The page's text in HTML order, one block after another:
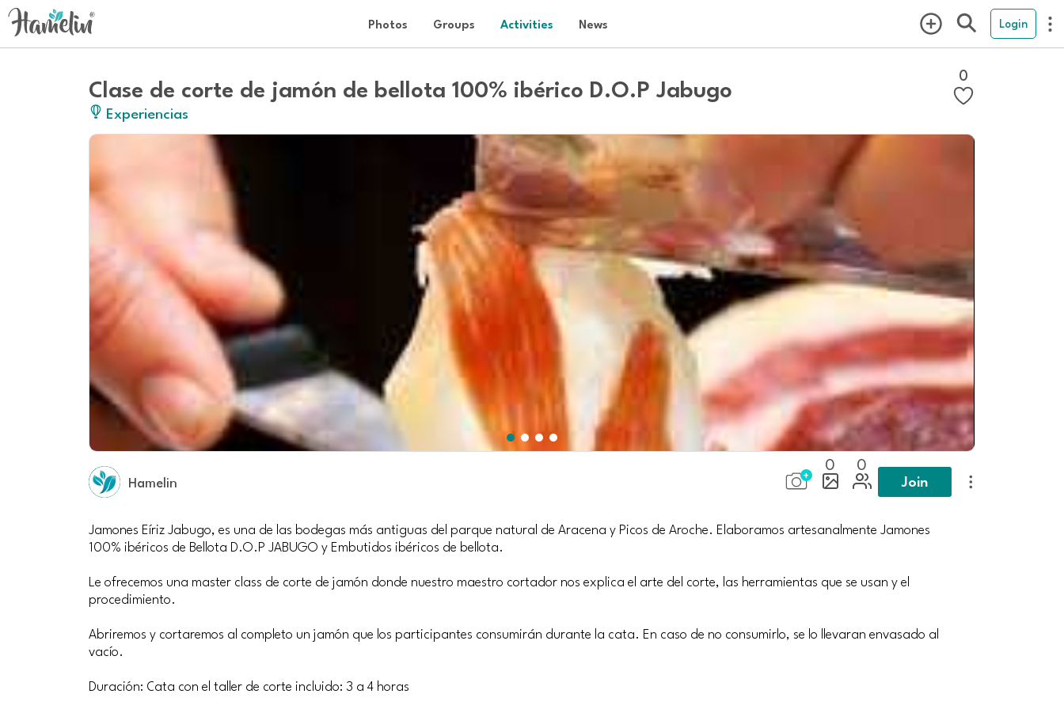
Photos Groups Activities News Login
Clase de corte de jamón de bellota 100% ibérico D.O.P Jabugo
Experiencias
0
Hamelin
0 0
Join
Jamones Eíriz Jabugo, es una de las bodegas más antiguas del parque natural de Aracena y Picos de Aroche. Elaboramos artesanalmente Jamones
100% ibéricos de Bellota D.O.P JABUGO y Embutidos ibéricos de bellota.
Le ofrecemos una master class de corte de jamón donde nuestro maestro cortador nos explica el arte del corte, las herramientas que se usan y el
procedimiento.
Abriremos y cortaremos al completo un jamón que los participantes consumirán durante la cata. En caso de no consumirlo, se lo llevaran envasado al
vacío.
Duración: Cata con el taller de corte incluido: 3 a 4 horas